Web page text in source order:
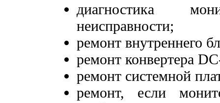
диагностика
неисправности;
ремонт внутреннего
ремонт конвертера
ремонт системной
ремонт, если